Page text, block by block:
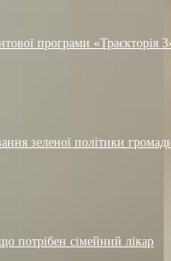
програми «Траєкторія
зеленої політики
потрібен сімейний лікар